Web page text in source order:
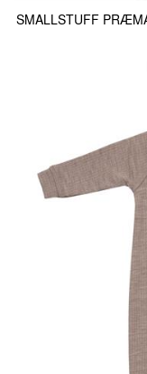
SMALLSTUFF